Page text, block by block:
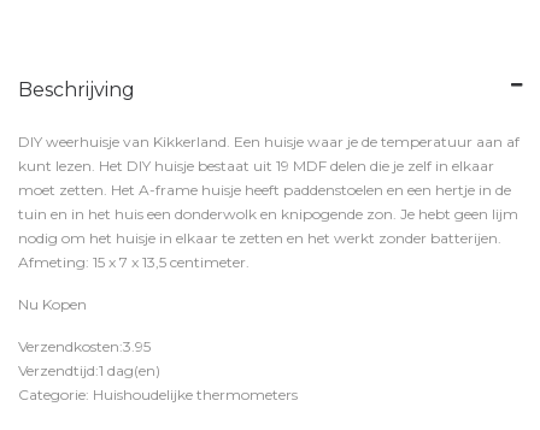
Beschrijving
DIY weerhuisje van Kikkerland. Een huisje waar je de temperatuur aan af
kunt lezen. Het DIY huisje bestaat uit 19 MDF delen die je zelf in elkaar
moet zetten. Het A-frame huisje heeft paddenstoelen en een hertje in de
tuin en in het huis een donderwolk en knipogende zon. Je hebt geen lijm
nodig om het huisje in elkaar te zetten en het werkt zonder batterijen.
Afmeting: 15 x 7 x 13,5 centimeter.
Nu Kopen
Verzendkosten:3.95
Verzendtijd:1 dag(en)
Categorie: Huishoudelijke thermometers